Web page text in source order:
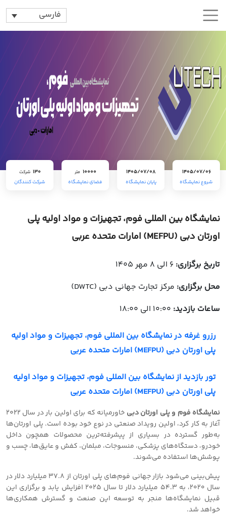
فارسی
1405/07/06
شروع نمایشگاه
1405/07/08
پایان نمایشگاه
10000 متر
فضای نمایشگاه
130 شرکت
شرکت کنندگان
نمایشگاه بین المللی فوم، تجهیزات و مواد اولیه پلی
اورتان دبی (MEFPU) امارات متحده عربی
تاریخ برگزاری:
محل برگزاری: مرکز تجارت جهانی دبی (DWTC)
ساعات بازدید:
رزرو غرفه در نمایشگاه بین المللی فوم، تجهیزات و مواد اولیه
پلی اورتان دبی (MEFPU) امارات متحده عربی
تور بازدید از نمایشگاه بین المللی فوم، تجهیزات و مواد اولیه
پلی اورتان دبی (MEFPU) امارات متحده عربی
نمایشگاه فوم و پلی اورتان دبی
خاورمیانه که برای اولین بار در سال 2022
آغاز به کار کرد، اولین رویداد صنعتی در نوع خود بوده است. پلی اورتان‌ها
به‌طور گسترده در بسیاری از پیشرفته‌ترین محصولات همچون داخل
خودرو، دستگاه‌های پزشکی، منسوجات، مبلمان، کفش و عایق‌ها، چسب و
پوشش‌ها استفاده می‌شوند.
پیش‌بینی می‌شود بازار جهانی فوم‌های پلی اورتان از 37.8 میلیارد دلار در
سال 2020، به 54.3 میلیارد دلار تا سال 2025 افزایش یابد و برگزاری این
قبیل نمایشگاه‌ها منجر به توسعه این صنعت و گسترش همکاری‌ها
خواهد شد.